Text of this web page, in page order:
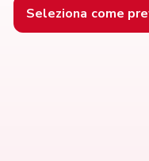
Seleziona come